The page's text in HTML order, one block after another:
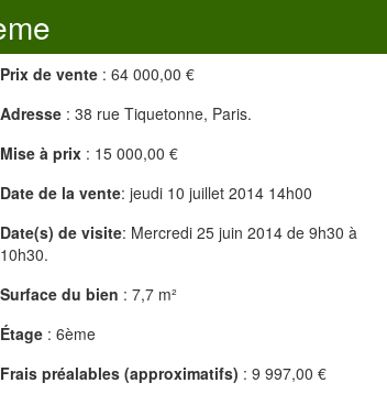
Prix de vente: 64 000,00 €
Adresse: 38 rue Tiquetonne, Paris.
Mise à prix: 15 000,00 €
Date de la vente: jeudi 10 juillet 2014 14h00
Date(s) de visite: Mercredi 25 juin 2014 de 9h30 à
10h30.
Surface du bien : 7,7 m²
Étage: 6ème
Frais préalables (approximatifs) : 9 997,00 €